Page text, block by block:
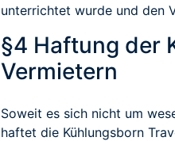
unterrichtet wurde und den
§4 Haftung der
Vermietern
Soweit es sich nicht um
haftet die Kühlungsborn